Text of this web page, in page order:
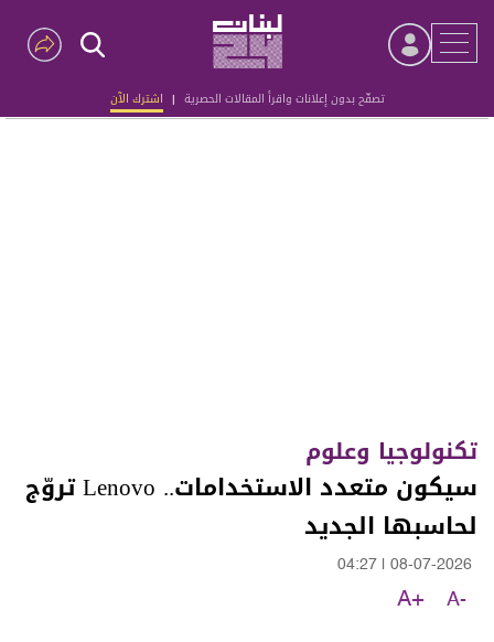
تصفّح بدون إعلانات واقرأ المقالات الحصرية | اشترك الآن
Advertisement
تكنولوجيا وعلوم
سيكون متعدد الاستخدامات.. Lenovo تروّج
لحاسبها الجديد
08-07-2026
04:27
A-
A+